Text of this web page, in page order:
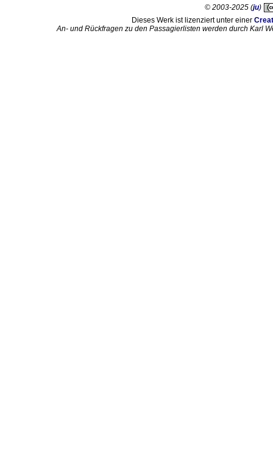
© 2003-2025 (ju)
Dieses Werk ist lizenziert unter einer
An- und Rückfragen zu den Passagierlisten werden durch Karl